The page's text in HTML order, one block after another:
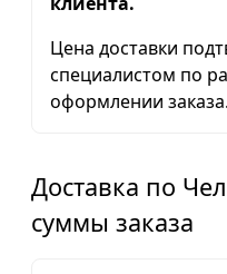
Цена доставки
специалистом по
оформлении заказа.
Доставка по
суммы заказа